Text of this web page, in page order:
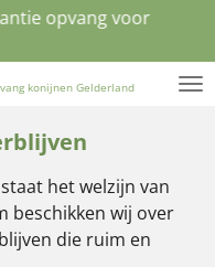
konijnen Gelderland
opvang voor
staat het welzijn van
beschikken wij over
die ruim en